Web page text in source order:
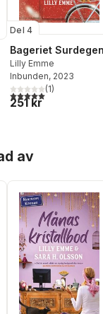
antal röster:
Del 4
Bageriet
Lilly Emme
Inbunden, 2023
5,0utav 5 stjärnor.
(1)
251 kr
av